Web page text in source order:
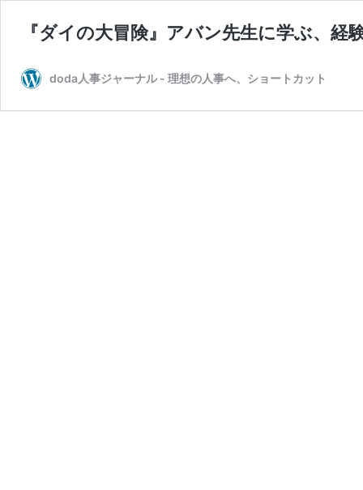
『ダイの大冒険』アバン先生に学ぶ、経
doda人事ジャーナル - 理想の人事へ、ショートカット